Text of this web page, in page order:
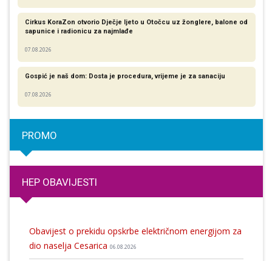
Cirkus KoraZon otvorio Dječje ljeto u Otočcu uz žonglere, balone od
sapunice i radionicu za najmlađe
07.08.2026
Gospić je naš dom: Dosta je procedura, vrijeme je za sanaciju
07.08.2026
PROMO
HEP OBAVIJESTI
Obavijest o prekidu opskrbe električnom energijom za
dio naselja Cesarica 06.08.2026